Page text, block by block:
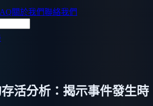
關於我們聯絡我們
活分析：揭示事件發生時